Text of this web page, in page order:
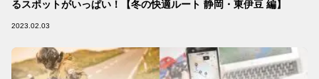
るスポットがいっぱい！【冬の快適ルート 静岡・東伊豆 編】
2023.02.03